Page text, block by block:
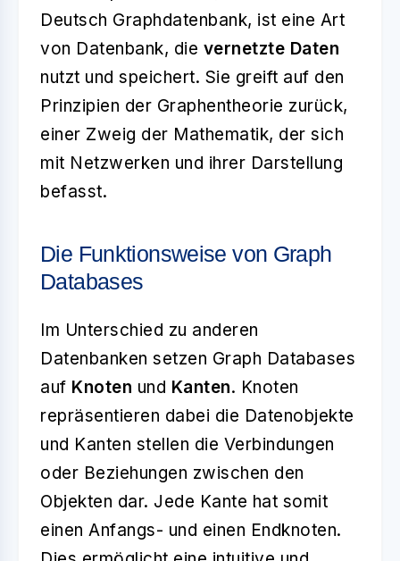
Deutsch Graphdatenbank, ist eine Art
von Datenbank, die vernetzte Daten
nutzt und speichert. Sie greift auf den
Prinzipien der Graphentheorie zurück,
einer Zweig der Mathematik, der sich
mit Netzwerken und ihrer Darstellung
befasst.
Die Funktionsweise von Graph
Databases
Im Unterschied zu anderen
Datenbanken setzen Graph Databases
auf Knoten und Kanten. Knoten
repräsentieren dabei die Datenobjekte
und Kanten stellen die Verbindungen
oder Beziehungen zwischen den
Objekten dar. Jede Kante hat somit
einen Anfangs- und einen Endknoten.